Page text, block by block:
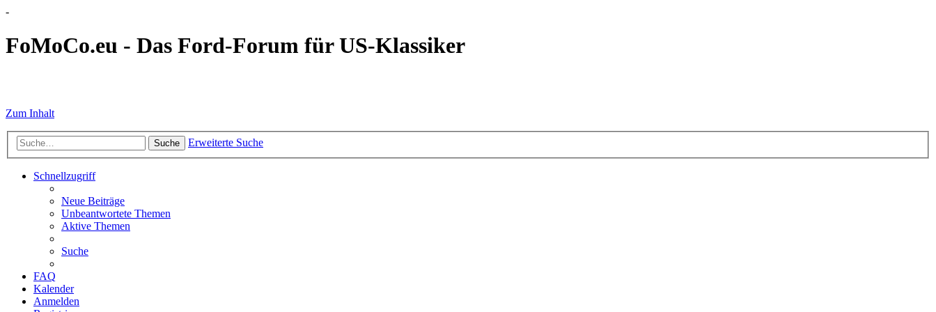
-
FoMoCo.eu - Das Ford-Forum für US-Klassiker
Zum Inhalt
Suche Erweiterte Suche
Schnellzugriff
Neue Beiträge
Unbeantwortete Themen
Aktive Themen
Suche
FAQ
Kalender
Anmelden